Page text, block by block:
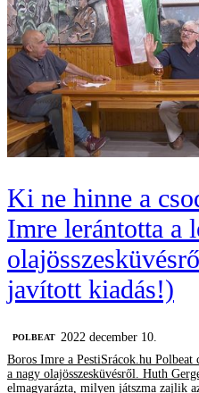
Ki ne hinne a
Imre lerántotta a
javított kiadás!)
‎POLBEAT
2022 december 10.
Boros Imre a PestiSrácok.hu
a nagy olajösszesküvésről. Huth
elmagyarázta, milyen játszma zajlik